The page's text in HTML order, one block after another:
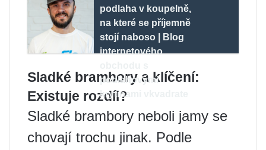
podlaha v koupelně,
na které se příjemně
stojí naboso | Blog
internetového
podlahovými
krytinami vkvadrate
Sladké brambory a klíčení:
Existuje rozdíl?
Sladké brambory neboli jamy se
chovají trochu jinak. Podle